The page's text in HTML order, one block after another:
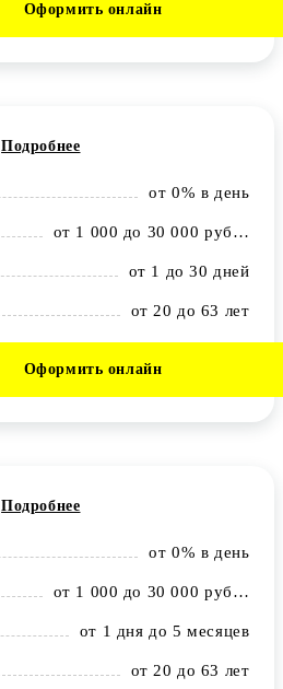
Оформить онлайн
Подробнее
от 0% в день
от 1 000 до 30 000 рублей
от 1 до 30 дней
от 20 до 63 лет
Оформить онлайн
Подробнее
от 0% в день
от 1 000 до 30 000 рублей
от 1 дня до 5 месяцев
от 20 до 63 лет